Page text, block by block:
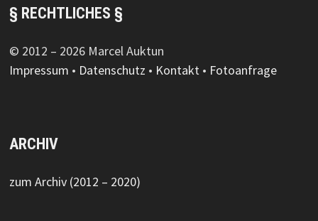
§ RECHTLICHES §
© 2012 – 2026 Marcel Auktun
Impressum • Datenschutz • Kontakt• Fotoanfrage
ARCHIV
zum Archiv (2012 – 2020)